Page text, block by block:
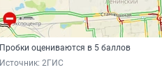
Пробки оцениваются в 5 баллов
Источник: 2ГИС